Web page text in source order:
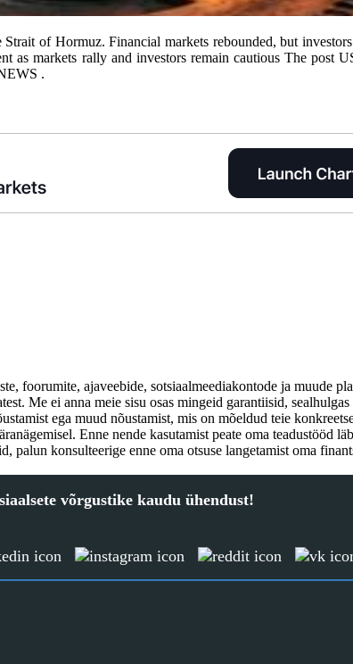
of Hormuz. Financial markets rebounded, but
as markets rally and investors remain cautious The post
.
foorumite, ajaveebide, sotsiaalmeediakontode ja muude
Me ei anna meie sisu osas mingeid garantiisid,
ega muud nõustamist, mis on mõeldud teie
Enne nende kasutamist peate oma teadustööd
konsulteerige enne oma otsuse langetamist oma
võrgustike kaudu ühendust!